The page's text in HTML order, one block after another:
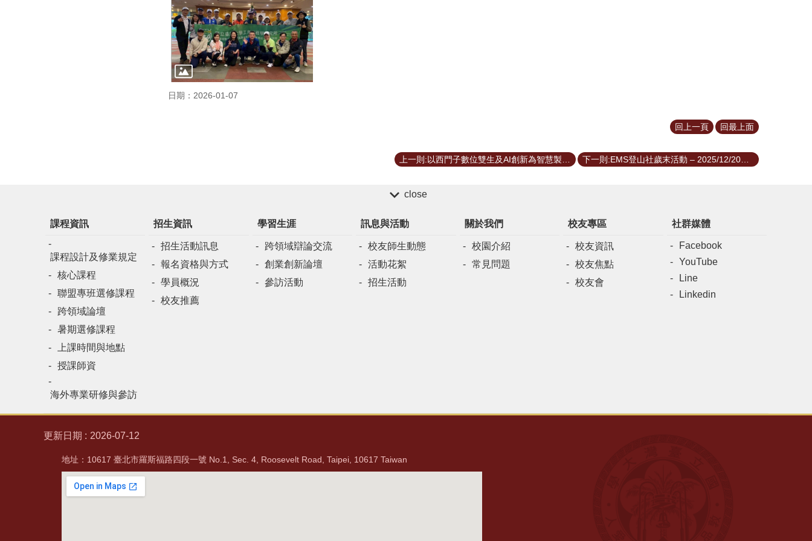
日期：2026-01-07
回上一頁 回最上面
上一則:以西門子數位雙生及AI創新為智慧製造暨關鍵基礎設施賦能 下一則:EMS登山社歲末活動 – 2025/12/20北市七星山健行
close
課程資訊
課程設計及修業規定
核心課程
聯盟專班選修課程
跨領域論壇
暑期選修課程
上課時間與地點
授課師資
海外專業研修與參訪
招生資訊
招生活動訊息
報名資格與方式
學員概況
校友推薦
學習生涯
跨領域辯論交流
創業創新論壇
參訪活動
訊息與活動
校友師生動態
活動花絮
招生活動
關於我們
校園介紹
常見問題
校友專區
校友資訊
校友焦點
校友會
社群媒體
Facebook
YouTube
Line
Linkedin
更新日期 2026-07-12
地址：10617 臺北市羅斯福路四段一號 No.1, Sec. 4, Roosevelt Road, Taipei, 10617 Taiwan